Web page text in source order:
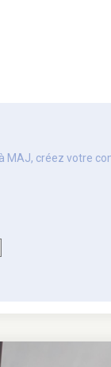
MAJ, créez votre